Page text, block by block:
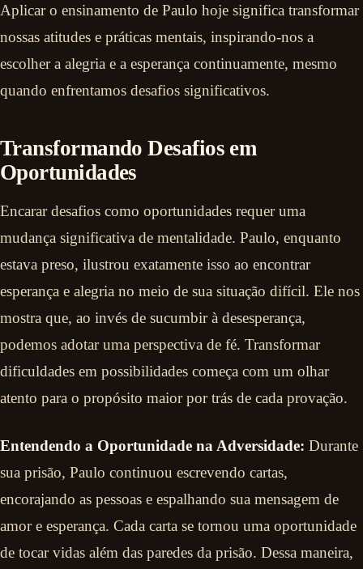
Aplicar o ensinamento de Paulo hoje significa transformar
nossas atitudes e práticas mentais, inspirando-nos a
escolher a alegria e a esperança continuamente, mesmo
quando enfrentamos desafios significativos.
Transformando Desafios em
Oportunidades
Encarar desafios como oportunidades requer uma
mudança significativa de mentalidade. Paulo, enquanto
estava preso, ilustrou exatamente isso ao encontrar
esperança e alegria no meio de sua situação difícil. Ele nos
mostra que, ao invés de sucumbir à desesperança,
podemos adotar uma perspectiva de fé. Transformar
dificuldades em possibilidades começa com um olhar
atento para o propósito maior por trás de cada provação.
Entendendo a Oportunidade na Adversidade: Durante
sua prisão, Paulo continuou escrevendo cartas,
encorajando as pessoas e espalhando sua mensagem de
amor e esperança. Cada carta se tornou uma oportunidade
de tocar vidas além das paredes da prisão. Dessa maneira,